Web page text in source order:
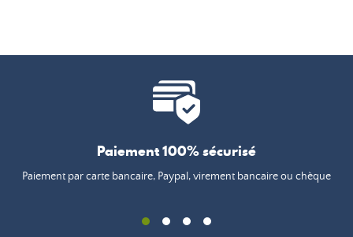
Paiement 100% sécurisé
Paiement par carte bancaire, Paypal, virement bancaire ou chèque